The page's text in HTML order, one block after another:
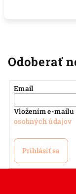
Odoberať
Email
Vložením e-
osobných údajov
Prihlásiť sa